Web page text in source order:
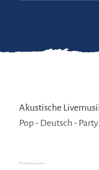
Akustische
Pop - Deutsch - Party
Preisinformation